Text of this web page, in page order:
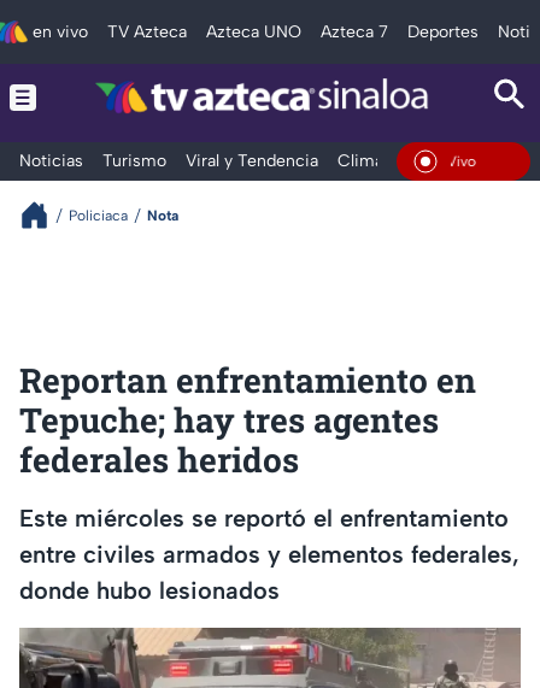
en vivo TV Azteca Azteca UNO Azteca 7 Deportes
Noticias Turismo Viral y Tendencia Clima Deportes
En Vivo
Policiaca Nota
Reportan enfrentamiento en
Tepuche; hay tres agentes
federales heridos
Este miércoles se reportó el enfrentamiento
entre civiles armados y elementos federales,
donde hubo lesionados